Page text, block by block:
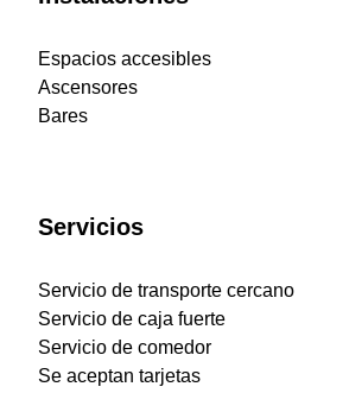
Espacios accesibles
Ascensores
Bares
Servicios
Servicio de transporte cercano
Servicio de caja fuerte
Servicio de comedor
Se aceptan tarjetas